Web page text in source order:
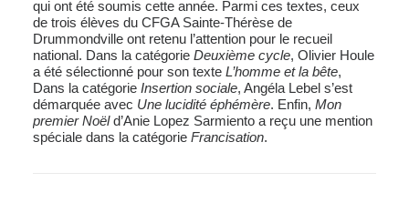
qui ont été soumis cette année. Parmi ces textes, ceux
de trois élèves du CFGA Sainte-Thérèse de
Drummondville ont retenu l’attention pour le recueil
national. Dans la catégorie Deuxième cycle, Olivier Houle
a été sélectionné pour son texte L’homme et la bête,
Dans la catégorie Insertion sociale, Angéla Lebel s’est
démarquée avec Une lucidité éphémère. Enfin, Mon
premier Noëld’Anie Lopez Sarmiento a reçu une mention
spéciale dans la catégorie Francisation.